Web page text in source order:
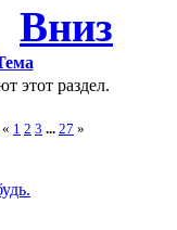
Вниз
этот раздел.
« 1 2 3 ... 27 »